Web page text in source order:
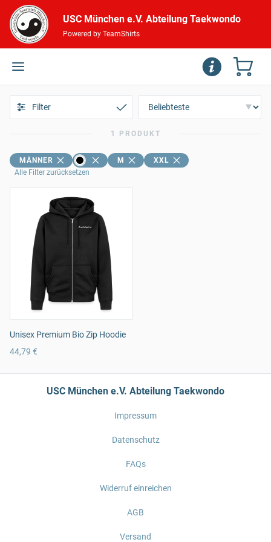
USC München e.V. Abteilung Taekwondo
Powered by TeamShirts
Filter
1 PRODUKT
MÄNNER M
XXL
Alle Filter zurücksetzen
Unisex Premium Bio Zip Hoodie
44,79 €
USC München e.V. Abteilung Taekwondo
Impressum
Datenschutz
FAQs
Widerruf einreichen
AGB
Versand